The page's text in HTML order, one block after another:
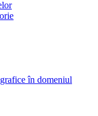
în domeniul